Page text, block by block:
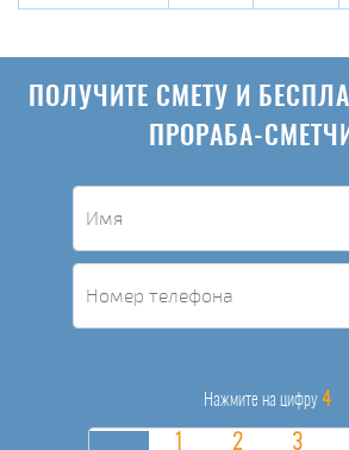
ПОЛУЧИТЕ СМЕТУ И
ПРОРАБА-
Нажмите на цифру 4